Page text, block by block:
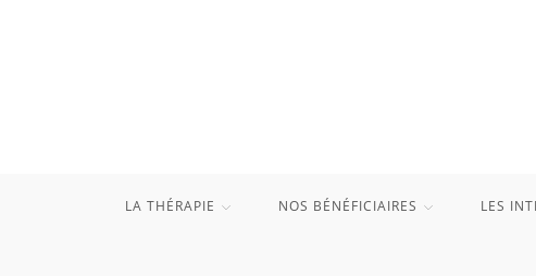
LA THÉRAPIE NOS BÉNÉFICIAIRES LES